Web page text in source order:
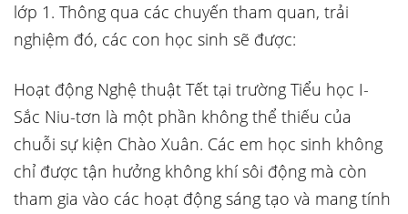
lớp 1. Thông qua các chuyến tham quan, trải
nghiệm đó, các con học sinh sẽ được:
Hoạt động Nghệ thuật Tết tại trường Tiểu học I-
Sắc Niu-tơn là một phần không thể thiếu của
chuỗi sự kiện Chào Xuân. Các em học sinh không
chỉ được tận hưởng không khí sôi động mà còn
tham gia vào các hoạt động sáng tạo và mang tính